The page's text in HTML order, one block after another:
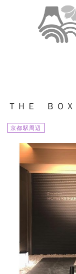
ＴＨＥ ＢＯ
京都駅周辺